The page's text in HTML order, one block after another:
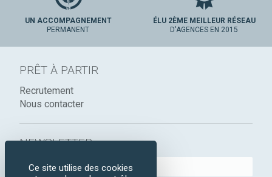
UN ACCOMPAGNEMENT
PERMANENT
ÉLU 2ÈME MEILLEUR RÉSEAU
D'AGENCES EN 2015
PRÊT À PARTIR
Recrutement
Nous contacter
NEWSLETTER :
Ce site utilise des cookies